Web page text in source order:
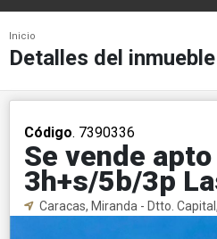
Inicio
Detalles del inmueble
Código. 7390336
Se vende
3h+s/5b/3p
Caracas, Miranda - Dtto.